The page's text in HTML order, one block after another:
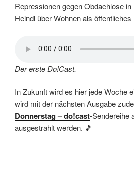
Repressionen gegen Obdachlose
Heindl über Wohnen als
Der erste Do!Cast.
In Zukunft wird es hier jede Woche
wird mit der nächsten Ausgabe
Donnerstag – do!cast-Sendereihe
ausgestrahlt werden. 🎵